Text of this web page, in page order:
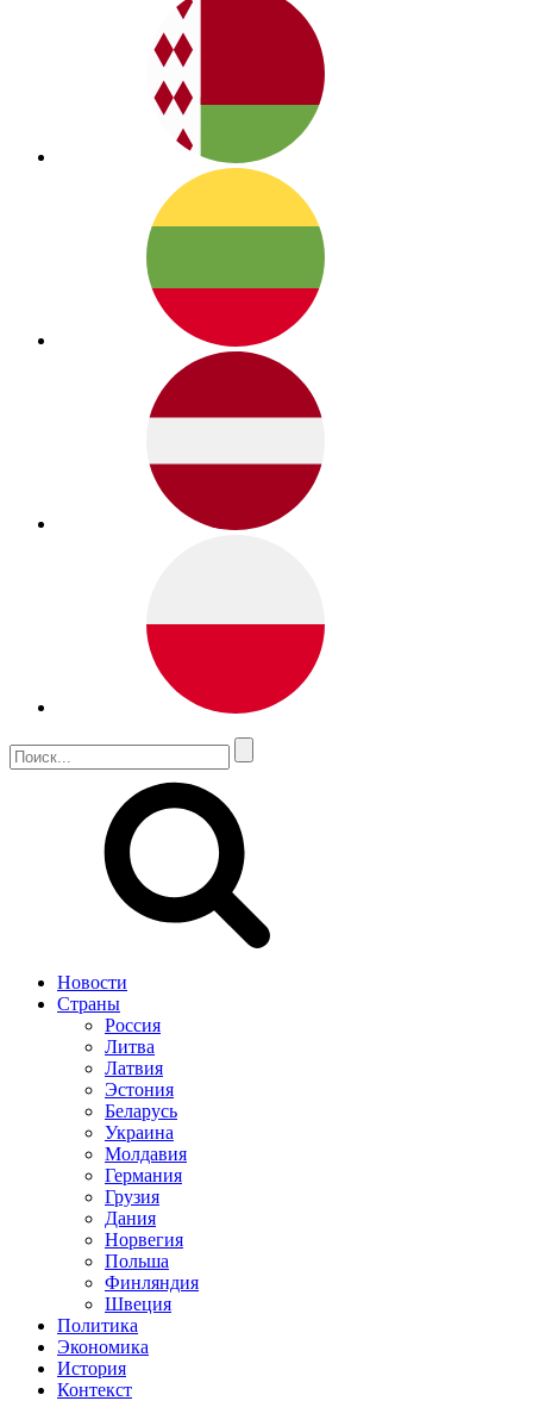
Новости
Страны
Россия
Литва
Латвия
Эстония
Беларусь
Украина
Молдавия
Германия
Грузия
Дания
Норвегия
Польша
Финляндия
Швеция
Политика
Экономика
История
Контекст